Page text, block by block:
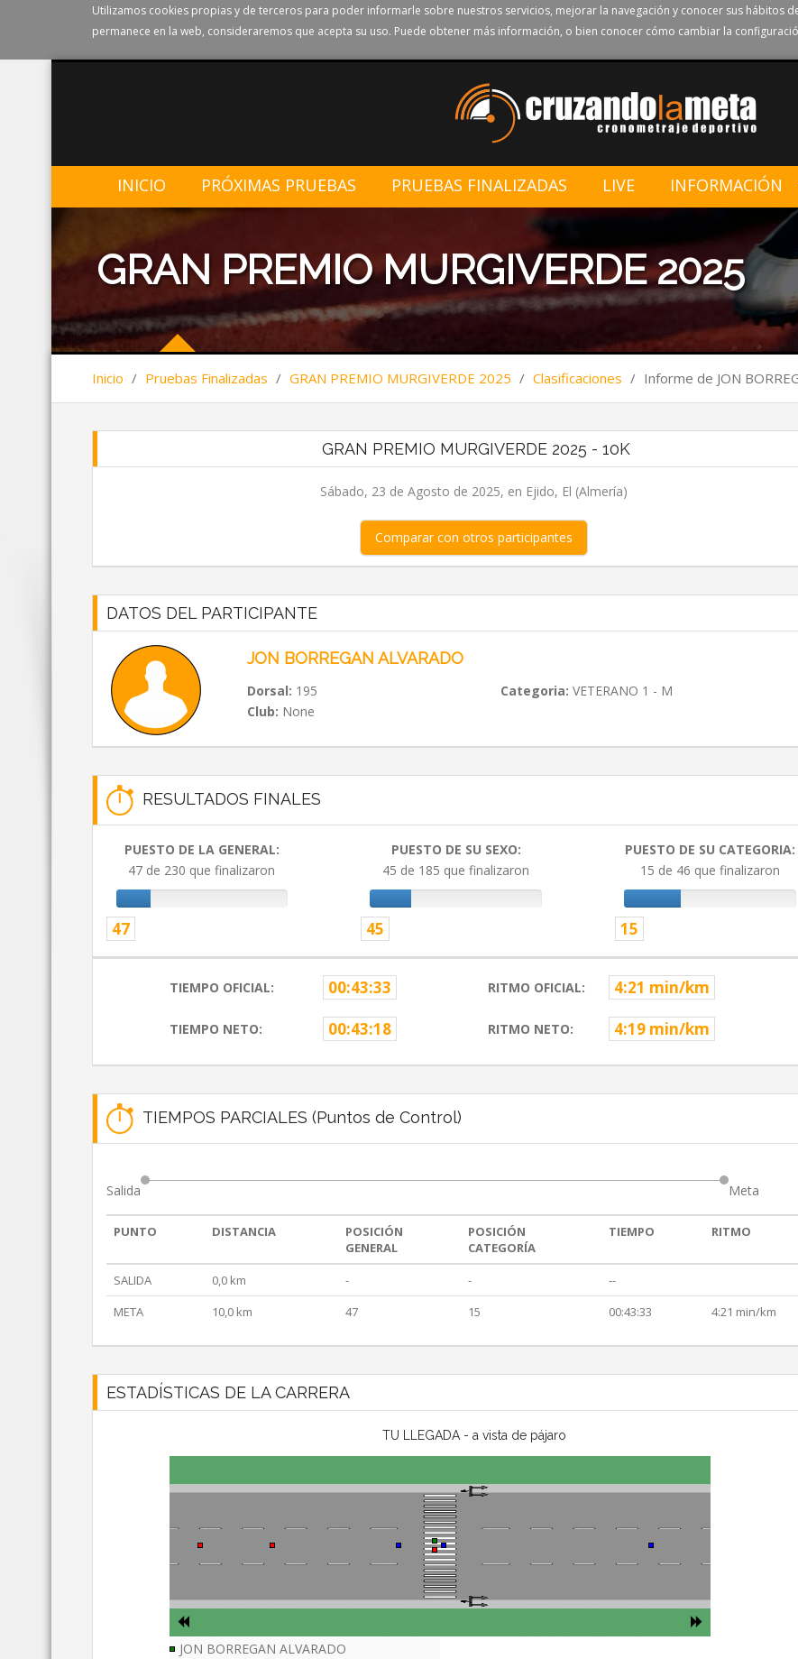
Utilizamos cookies propias y de terceros para poder informarle sobre nuestros servicios, mejorar la navegación y conocer sus hábitos
permanece en la web, consideraremos que acepta su uso. Puede obtener más información, o bien conocer cómo cambiar la
INICIO PRÓXIMAS PRUEBAS PRUEBAS FINALIZADAS LIVE INFORMACIÓN
GRAN PREMIO MURGIVERDE 2025
Inicio / Pruebas Finalizadas / GRAN PREMIO MURGIVERDE 2025 / Clasificaciones / Informe de JON
GRAN PREMIO MURGIVERDE 2025 - 10K
Sábado, 23 de Agosto de 2025, en Ejido, El (Almería)
Comparar con otros participantes
DATOS DEL PARTICIPANTE
JON BORREGAN ALVARADO
Dorsal: 195 Categoria: VETERANO 1 - M
Club: None
RESULTADOS FINALES
PUESTO DE LA GENERAL:
47 de 230 que finalizaron
47
PUESTO DE SU SEXO:
45 de 185 que finalizaron
45
PUESTO DE SU CATEGORIA:
15 de 46 que finalizaron
15
TIEMPO OFICIAL: 00:43:33 RITMO OFICIAL: 4:21 min/km
TIEMPO NETO: 00:43:18 RITMO NETO: 4:19 min/km
TIEMPOS PARCIALES (Puntos de Control)
Salida Meta
PUNTO DISTANCIA
POSICIÓN
GENERAL
POSICIÓN
CATEGORÍA
TIEMPO RITMO
SALIDA 0,0 km - -
--
META
10,0 km 47 15 00:43:33 4:21 min/km
ESTADÍSTICAS DE LA CARRERA
TU LLEGADA - a vista de pájaro
JON BORREGAN ALVARADO